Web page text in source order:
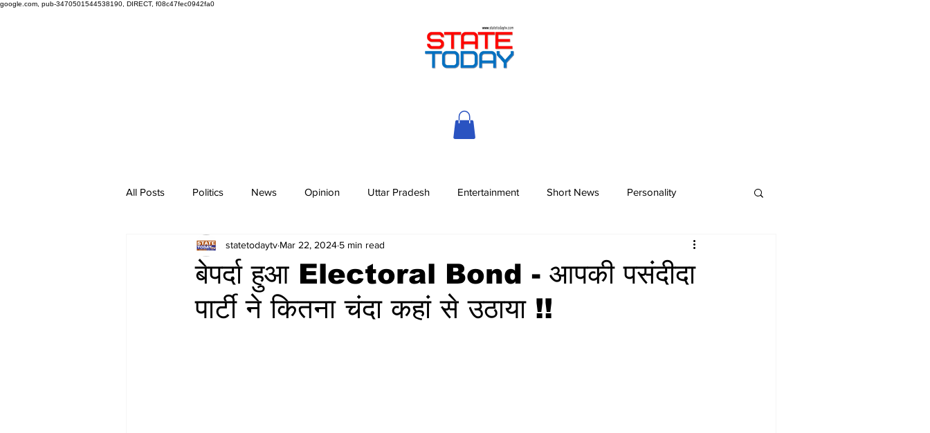
google.com, pub-3470501544538190, DIRECT, f08c47fec0942fa0
All Posts Politics News Opinion Uttar Pradesh Entertainment Short News Personality
बेपर्दा हुआ Electoral Bond - आपकी पसंदीदा
पार्टी ने कितना चंदा कहां से उठाया !!
statetodaytv Mar 22, 2024 5 min read